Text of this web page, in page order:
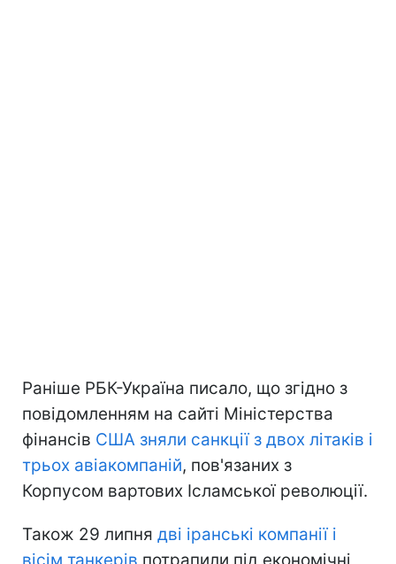
Раніше РБК-Україна писало, що згідно з
повідомленням на сайті Міністерства
фінансів США зняли санкції з двох літаків і
трьох авіакомпаній, пов'язаних з
Корпусом вартових Ісламської революції.
Також 29 липня дві іранські компанії і
вісім танкерів потрапили під економічні